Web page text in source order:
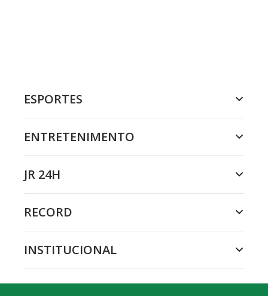
ESPORTES
ENTRETENIMENTO
JR 24H
RECORD
INSTITUCIONAL